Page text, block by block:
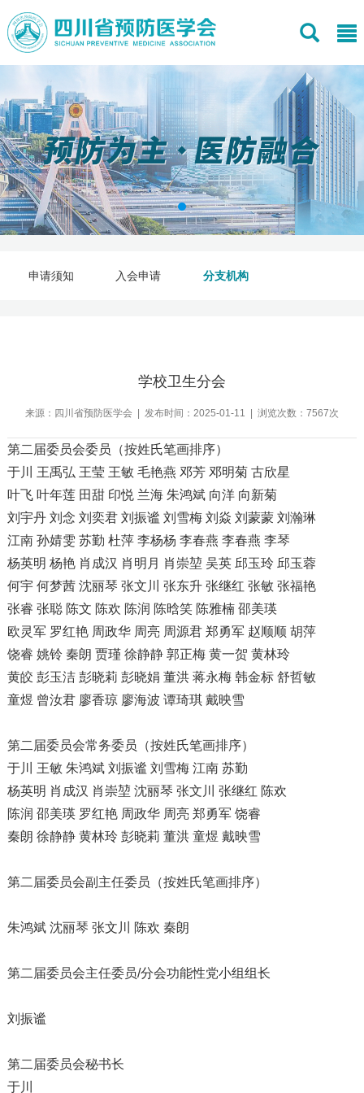
申请须知 入会申请 分支机构
学校卫生分会
来源：四川省预防医学会 | 发布时间：2025-01-11 | 浏览次数：7567次
第二届委员会委员（按姓氏笔画排序）
于川 王禹弘 王莹 王敏 毛艳燕 邓芳 邓明菊 古欣星
叶飞 叶年莲 田甜 印悦 兰海 朱鸿斌 向洋 向新菊
刘宇丹 刘念 刘奕君 刘振谧 刘雪梅 刘焱 刘蒙蒙 刘瀚琳
江南 孙婧雯 苏勤 杜萍 李杨杨 李春燕 李春燕 李琴
杨英明 杨艳 肖成汉 肖明月 肖崇堃 吴英 邱玉玲 邱玉蓉
何宇 何梦茜 沈丽琴 张文川 张东升 张继红 张敏 张福艳
张睿 张聪 陈文 陈欢 陈润 陈晗笑 陈雅楠 邵美瑛
欧灵军 罗红艳 周政华 周亮 周源君 郑勇军 赵顺顺 胡萍
饶睿 姚铃 秦朗 贾瑾 徐静静 郭正梅 黄一贺 黄林玲
黄皎 彭玉洁 彭晓莉 彭晓娟 董洪 蒋永梅 韩金标 舒哲敏
童煜 曾汝君 廖香琼 廖海波 谭琦琪 戴映雪
第二届委员会常务委员（按姓氏笔画排序）
于川 王敏 朱鸿斌 刘振谧 刘雪梅 江南 苏勤
杨英明 肖成汉 肖崇堃 沈丽琴 张文川 张继红 陈欢
陈润 邵美瑛 罗红艳 周政华 周亮 郑勇军 饶睿
秦朗 徐静静 黄林玲 彭晓莉 董洪 童煜 戴映雪
第二届委员会副主任委员（按姓氏笔画排序）
朱鸿斌 沈丽琴 张文川 陈欢 秦朗
第二届委员会主任委员/分会功能性党小组组长
刘振谧
第二届委员会秘书长
于川